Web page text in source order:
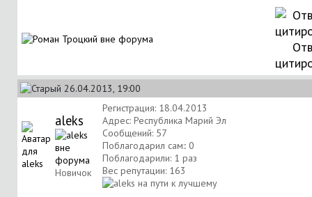
26.04.2013, 19:00
aleks
Новичок
Регистрация: 18.04.2013
Адрес: Республика Марий Эл
Сообщений: 57
Поблагодарил сам:: 0
Поблагодарили: 1 раз
Вес репутации: 163